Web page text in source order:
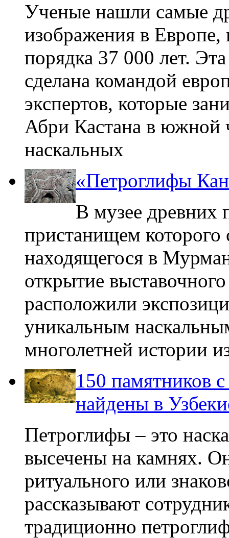
Ученые нашли самые
изображения в Европе,
порядка 37 000 лет.
сделана командой
экспертов, которые
Абри Кастана в южной
наскальных
«Петроглифы
В музее древних
пристанищем которого
находящегося в
открытие
расположили
уникальным
многолетней истории
150 памятников
найдены в
Петроглифы – это
высечены на камнях.
ритуального или
рассказывают
традиционно